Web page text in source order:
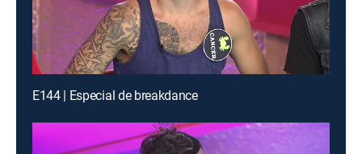
E144 | Especial de breakdance